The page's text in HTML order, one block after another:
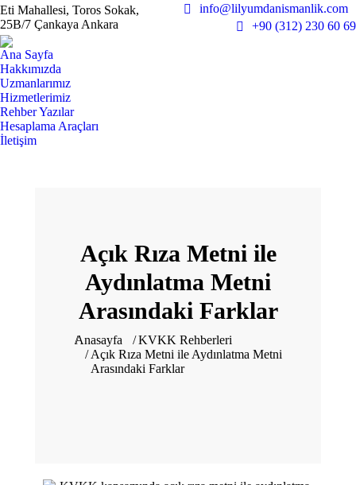
Eti Mahallesi, Toros Sokak,
25B/7 Çankaya Ankara
info@lilyumdanismanlik.com
+90 (312) 230 60 69
Ana Sayfa
Hakkımızda
Uzmanlarımız
Hizmetlerimiz
Rehber Yazılar
Hesaplama Araçları
İletişim
Açık Rıza Metni ile
Aydınlatma Metni
Arasındaki Farklar
You are here:
Anasayfa
KVKK Rehberleri
Açık Rıza Metni ile Aydınlatma Metni
Arasındaki Farklar